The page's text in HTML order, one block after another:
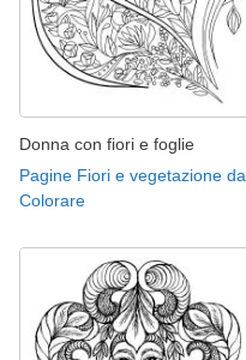
Donna con fiori e foglie
Pagine Fiori e vegetazione da
Colorare